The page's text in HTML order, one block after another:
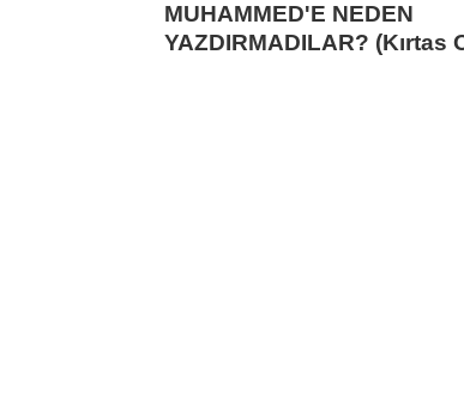
MUHAMMED'E NEDEN
YAZDIRMADILAR? (Kırtas